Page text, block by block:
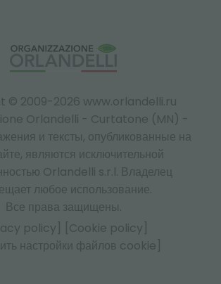
© 2009-2026 www.orlandelli.ru
Orlandelli - Curtatone (MN) -
и тексты, опубликованные на
являются исключительной
Orlandelli s.r.l. Владелец
любое использование.
Все права защищены.
policy]
[Cookie policy]
настройки файлов cookie]